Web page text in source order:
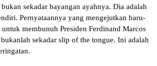
bukan sekadar bayangan ayahnya. Dia adalah
Pernyataannya yang mengejutkan baru-
membunuh Presiden Ferdinand Marcos
sekadar slip of the tongue. Ini adalah